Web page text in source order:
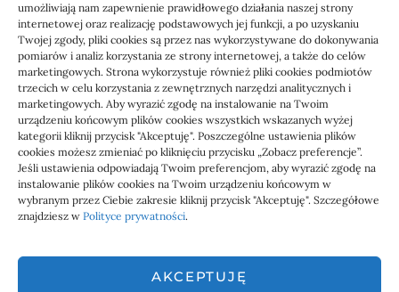
umożliwiają nam zapewnienie prawidłowego działania naszej strony
internetowej oraz realizację podstawowych jej funkcji, a po uzyskaniu
Twojej zgody, pliki cookies są przez nas wykorzystywane do dokonywania
pomiarów i analiz korzystania ze strony internetowej, a także do celów
marketingowych. Strona wykorzystuje również pliki cookies podmiotów
trzecich w celu korzystania z zewnętrznych narzędzi analitycznych i
marketingowych. Aby wyrazić zgodę na instalowanie na Twoim
urządzeniu końcowym plików cookies wszystkich wskazanych wyżej
kategorii kliknij przycisk "Akceptuję". Poszczególne ustawienia plików
cookies możesz zmieniać po kliknięciu przycisku „Zobacz preferencje”.
Jeśli ustawienia odpowiadają Twoim preferencjom, aby wyrazić zgodę na
instalowanie plików cookies na Twoim urządzeniu końcowym w
wybranym przez Ciebie zakresie kliknij przycisk "Akceptuję". Szczegółowe
znajdziesz w Polityce prywatności.
AKCEPTUJĘ
Czyszczenie paneli PV a wydajność
instalacji
10/07/2026